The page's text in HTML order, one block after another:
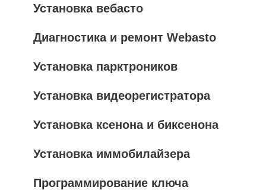
Установка вебасто
Диагностика и ремонт Webasto
Установка парктроников
Установка видеорегистратора
Установка ксенона и биксенона
Установка иммобилайзера
Программирование ключа